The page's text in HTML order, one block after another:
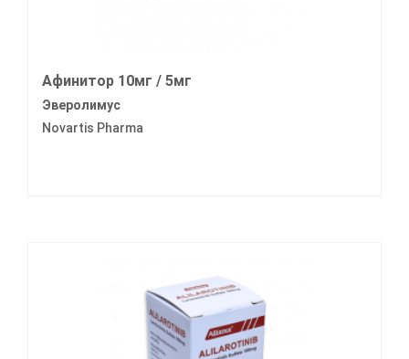
Афинитор 10мг / 5мг
Эверолимус
Novartis Pharma